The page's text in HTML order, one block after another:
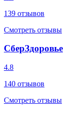
139 отзывов
Смотреть отзывы
СберЗдоровье
4.8
140 отзывов
Смотреть отзывы